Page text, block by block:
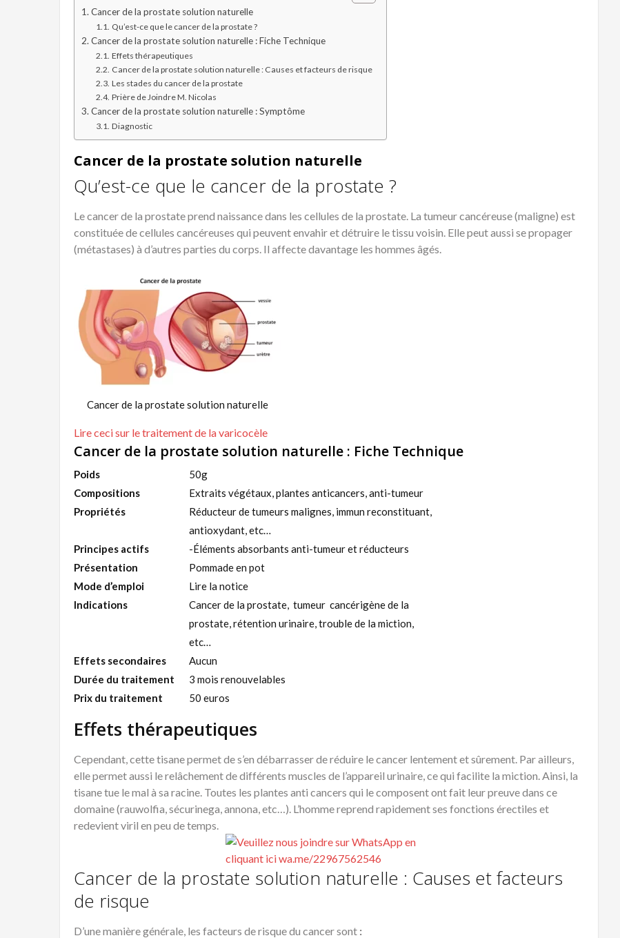
Cancer de la prostate solution naturelle
Qu’est-ce que le cancer de la prostate ?
Cancer de la prostate solution naturelle : Fiche Technique
Effets thérapeutiques
Cancer de la prostate solution naturelle : Causes et facteurs de risque
Les stades du cancer de la prostate
Prière de Joindre M. Nicolas
Cancer de la prostate solution naturelle : Symptôme
Diagnostic
Cancer de la prostate solution naturelle
Qu’est-ce que le cancer de la prostate ?
Le cancer de la prostate prend naissance dans les cellules de la prostate. La tumeur cancéreuse (maligne) est
constituée de cellules cancéreuses qui peuvent envahir et détruire le tissu voisin. Elle peut aussi se propager
(métastases) à d’autres parties du corps. Il affecte davantage les hommes âgés.
Cancer de la prostate solution naturelle
Lire ceci sur le traitement de la varicocèle
Cancer de la prostate solution naturelle : Fiche Technique
Poids
50g
Compositions
Extraits végétaux, plantes anticancers, anti-tumeur
Propriétés
Réducteur de tumeurs malignes, immun reconstituant,
antioxydant, etc…
Principes actifs
-Éléments absorbants anti-tumeur et réducteurs
Présentation
Pommade en pot
Mode d’emploi
Lire la notice
Indications
Cancer de la prostate, tumeur cancérigène de la
prostate, rétention urinaire, trouble de la miction,
etc…
Effets secondaires
Aucun
Durée du traitement
3 mois renouvelables
Prix du traitement
50 euros
Effets thérapeutiques
Cependant, cette tisane permet de s’en débarrasser de réduire le cancer lentement et sûrement. Par ailleurs,
elle permet aussi le relâchement de différents muscles de l’appareil urinaire, ce qui facilite la miction. Ainsi, la
tisane tue le mal à sa racine. Toutes les plantes anti cancers qui le composent ont fait leur preuve dans ce
domaine (rauwolfia, sécurinega, annona, etc…). L’homme reprend rapidement ses fonctions érectiles et
redevient viril en peu de temps.
Cancer de la prostate solution naturelle : Causes et facteurs
de risque
D’une manière générale, les facteurs de risque du cancer sont :